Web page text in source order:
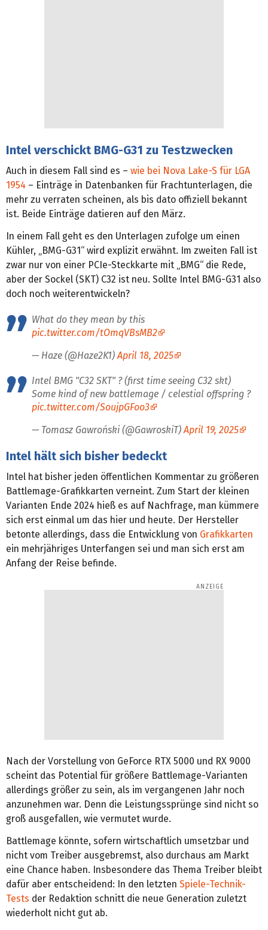
Intel verschickt BMG-G31 zu Testzwecken
Auch in diesem Fall sind es – wie bei Nova Lake-S für LGA
1954 – Einträge in Datenbanken für Frachtunterlagen, die
mehr zu verraten scheinen, als bis dato offiziell bekannt
ist. Beide Einträge datieren auf den März.
In einem Fall geht es den Unterlagen zufolge um einen
Kühler, „BMG-G31“ wird explizit erwähnt. Im zweiten Fall ist
zwar nur von einer PCIe-Steckkarte mit „BMG“ die Rede,
aber der Sockel (SKT) C32 ist neu. Sollte Intel BMG-G31 also
doch noch weiterentwickeln?
What do they mean by this
pic.twitter.com/tOmqVBsMB2
— Haze (@Haze2K1)April 18, 2025
Intel BMG "C32 SKT" ? (first time seeing C32 skt)
Some kind of new battlemage / celestial offspring ?
pic.twitter.com/SoujpGFoo3
— Tomasz Gawroński (@GawroskiT)April 19, 2025
Intel hält sich bisher bedeckt
Intel hat bisher jeden öffentlichen Kommentar zu größeren
Battlemage-Grafikkarten verneint. Zum Start der kleinen
Varianten Ende 2024 hieß es auf Nachfrage, man kümmere
sich erst einmal um das hier und heute. Der Hersteller
betonte allerdings, dass die Entwicklung von Grafikkarten
ein mehrjähriges Unterfangen sei und man sich erst am
Anfang der Reise befinde.
Nach der Vorstellung von GeForce RTX 5000 und RX 9000
scheint das Potential für größere Battlemage-Varianten
allerdings größer zu sein, als im vergangenen Jahr noch
anzunehmen war. Denn die Leistungssprünge sind nicht so
groß ausgefallen, wie vermutet wurde.
Battlemage könnte, sofern wirtschaftlich umsetzbar und
nicht vom Treiber ausgebremst, also durchaus am Markt
eine Chance haben. Insbesondere das Thema Treiber bleibt
dafür aber entscheidend: In den letzten Spiele-Technik-
Tests der Redaktion schnitt die neue Generation zuletzt
wiederholt nicht gut ab.